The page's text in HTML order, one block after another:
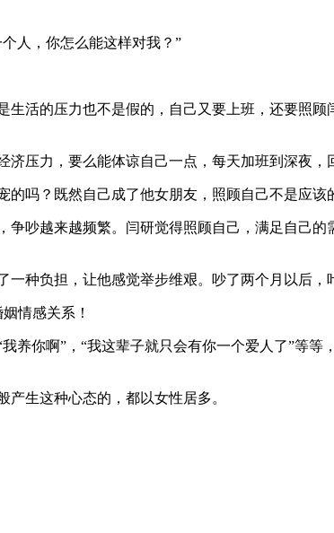
人，你怎么能这样对我？”
活的压力也不是假的，自己又要上班，还要照
压力，要么能体谅自己一点，每天加班到深夜，
吗？既然自己成了他女朋友，照顾自己不是应该
吵越来越频繁。闫研觉得照顾自己，满足自己
种负担，让他感觉举步维艰。吵了两个月以后，
情感关系！
养你啊”，“我这辈子就只会有你一个爱人了”等
生这种心态的，都以女性居多。